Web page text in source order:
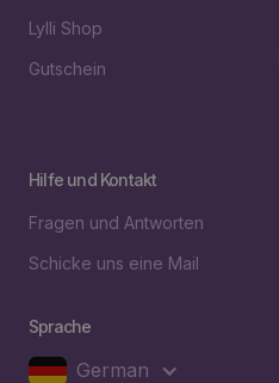
Lylli Shop
Gutschein
Hilfe und Kontakt
Fragen und Antworten
Schicke uns eine Mail
Sprache
German